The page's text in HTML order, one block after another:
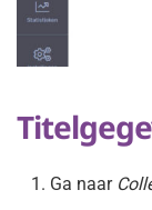
Ga naar